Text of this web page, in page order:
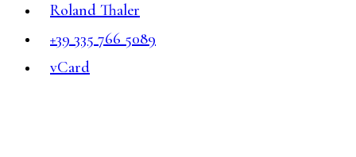
Roland Thaler
+39 335 766 5089
vCard